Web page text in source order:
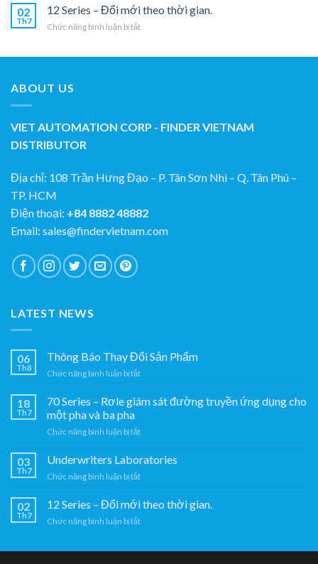
sát
dụng
pha
Laboratories
02
Th7
12 Series – Đổi mới theo thời gian.
Chức năng bình luận bị tắtở
gian.
ABOUT US
VIET AUTOMATION CORP - FINDER VIETNAM
DISTRIBUTOR
Địa chỉ: 108 Trần Hưng Đạo – P. Tân Sơn Nhì – Q. Tân Phú –
TP. HCM
Điện thoại: +84 8882 48882
Email: sales@findervietnam.com
LATEST NEWS
06
Th8
Thông Báo Thay Đổi Sản Phẩm
Chức năng bình luận bị tắtở
Báo
Sản
18
Th7
70 Series – Rơle giám sát đường truyền ứng dụng cho
một pha và ba pha
Chức năng bình luận bị tắtở
Series
Rơle
sát
dụng
03
Th7
Underwriters Laboratories
Chức năng bình luận bị tắtở
Laboratories
02
Th7
12 Series – Đổi mới theo thời gian.
Chức năng bình luận bị tắtở